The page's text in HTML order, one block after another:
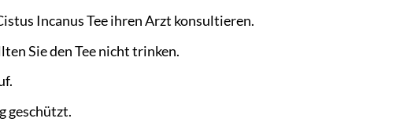
Incanus Tee ihren Arzt konsultieren.
Sie den Tee nicht trinken.
geschützt.